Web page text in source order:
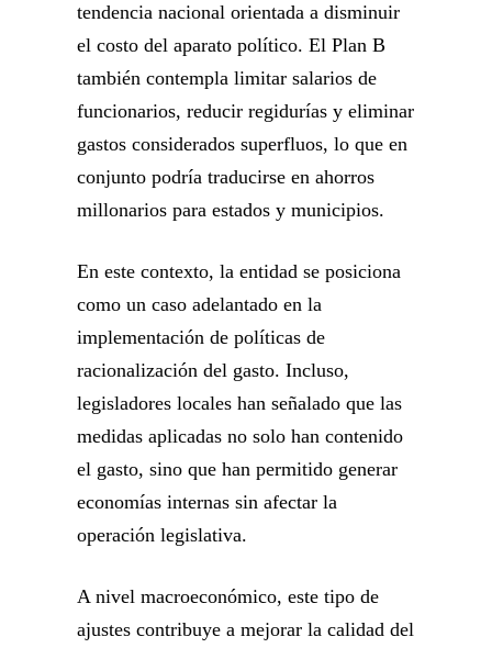
tendencia nacional orientada a disminuir
el costo del aparato político. El Plan B
también contempla limitar salarios de
funcionarios, reducir regidurías y eliminar
gastos considerados superfluos, lo que en
conjunto podría traducirse en ahorros
millonarios para estados y municipios.
En este contexto, la entidad se posiciona
como un caso adelantado en la
implementación de políticas de
racionalización del gasto. Incluso,
legisladores locales han señalado que las
medidas aplicadas no solo han contenido
el gasto, sino que han permitido generar
economías internas sin afectar la
operación legislativa.
A nivel macroeconómico, este tipo de
ajustes contribuye a mejorar la calidad del